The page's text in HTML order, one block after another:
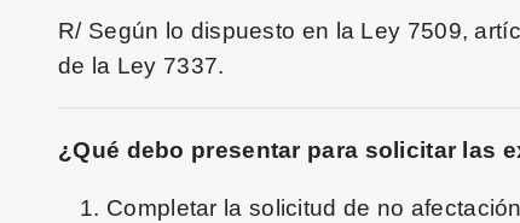
R/ Según lo dispuesto en la Ley 7509,
de la Ley 7337.
¿Qué debo presentar para solicitar las
Completar la solicitud de no